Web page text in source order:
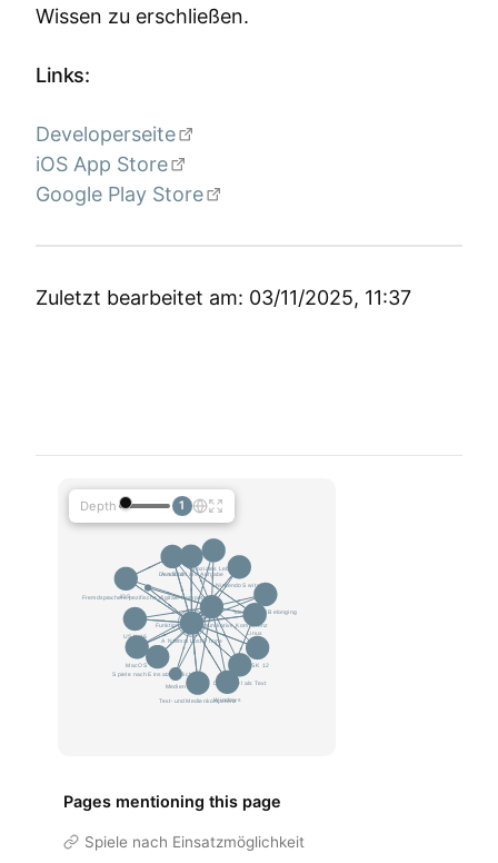
Wissen zu erschließen.
Links:
Developerseite
iOS App Store
Google Play Store
Zuletzt bearbeitet am: 03/11/2025, 11:37
Depth 1
Pages mentioning this page
Spiele nach Einsatzmöglichkeit